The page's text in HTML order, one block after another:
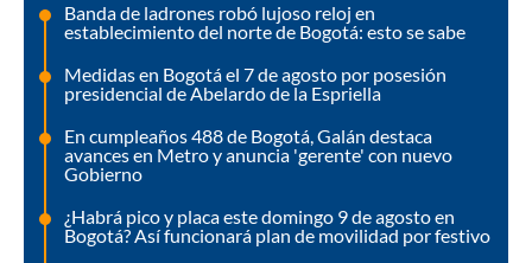
Banda de ladrones robó lujoso reloj en
establecimiento del norte de Bogotá: esto se sabe
Medidas en Bogotá el 7 de agosto por posesión
presidencial de Abelardo de la Espriella
En cumpleaños 488 de Bogotá, Galán destaca
avances en Metro y anuncia 'gerente' con nuevo
Gobierno
¿Habrá pico y placa este domingo 9 de agosto en
Bogotá? Así funcionará plan de movilidad por festivo